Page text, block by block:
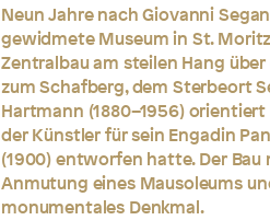
Neun Jahre nach Giovanni
gewidmete Museum in St.
Zentralbau am steilen Hang
zum Schafberg, dem Sterbeort
Hartmann (1880–1956)
der Künstler für sein Engadin
(1900) entworfen hatte. Der
Anmutung eines Mausoleums
monumentales Denkmal.